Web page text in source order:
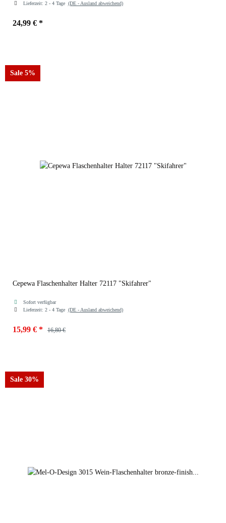
Lieferzeit: 2 - 4 Tage (DE - Ausland abweichend)
24,99 € *
Sale 5%
Cepewa Flaschenhalter Halter 72117 "Skifahrer"
Sofort verfügbar
Lieferzeit: 2 - 4 Tage (DE - Ausland abweichend)
15,99 € * 16,80 €
Sale 30%